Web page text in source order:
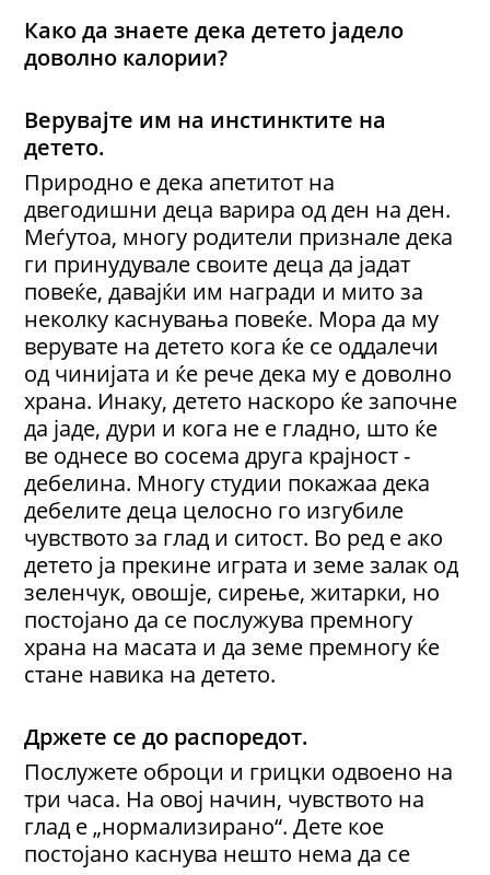
Како да знаете дека детето јадело
доволно калории?
Верувајте им на инстинктите на
детето.
Природно е дека апетитот на
двегодишни деца варира од ден на ден.
Меѓутоа, многу родители признале дека
ги принудувале своите деца да јадат
повеќе, давајќи им награди и мито за
неколку каснувања повеќе. Мора да му
верувате на детето кога ќе се оддалечи
од чинијата и ќе рече дека му е доволно
храна. Инаку, детето наскоро ќе започне
да јаде, дури и кога не е гладно, што ќе
ве однесе во сосема друга крајност -
дебелина. Многу студии покажаа дека
дебелите деца целосно го изгубиле
чувството за глад и ситост. Во ред е ако
детето ја прекине играта и земе залак од
зеленчук, овошје, сирење, житарки, но
постојано да се послужува премногу
храна на масата и да земе премногу ќе
стане навика на детето.
Држете се до распоредот.
Послужете оброци и грицки одвоено на
три часа. На овој начин, чувството на
глад е „нормализирано“. Дете кое
постојано каснува нешто нема да се